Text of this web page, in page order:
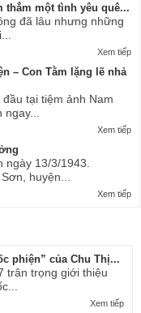
thẳm một tình yêu quê...
đã lâu nhưng những
Xem tiếp
– Con Tằm lặng lẽ nhả
tại tiệm ảnh Nam
Xem tiếp
ngày 13/3/1943.
huyện...
Xem tiếp
phiện” của Chu Thị...
trân trọng giới thiệu
Xem tiếp